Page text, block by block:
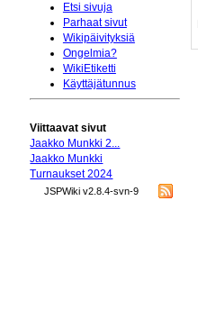
Etsi sivuja
Parhaat sivut
Wikipäivityksiä
Ongelmia?
WikiEtiketti
Käyttäjätunnus
Viittaavat sivut
Jaakko Munkki 2...
Jaakko Munkki
Turnaukset 2024
JSPWiki v2.8.4-svn-9